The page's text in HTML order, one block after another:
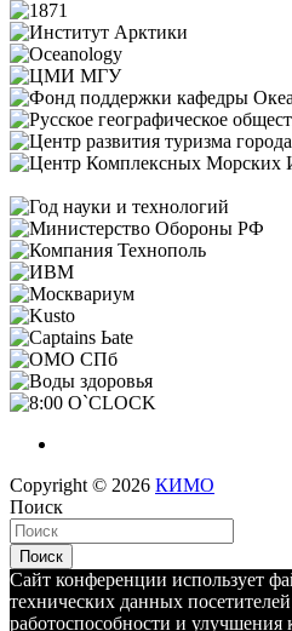
Copyright © 2026 КИМО
Поиск
Поиск
Сайт конференции использует
технических данных
работоспособности и улучшения